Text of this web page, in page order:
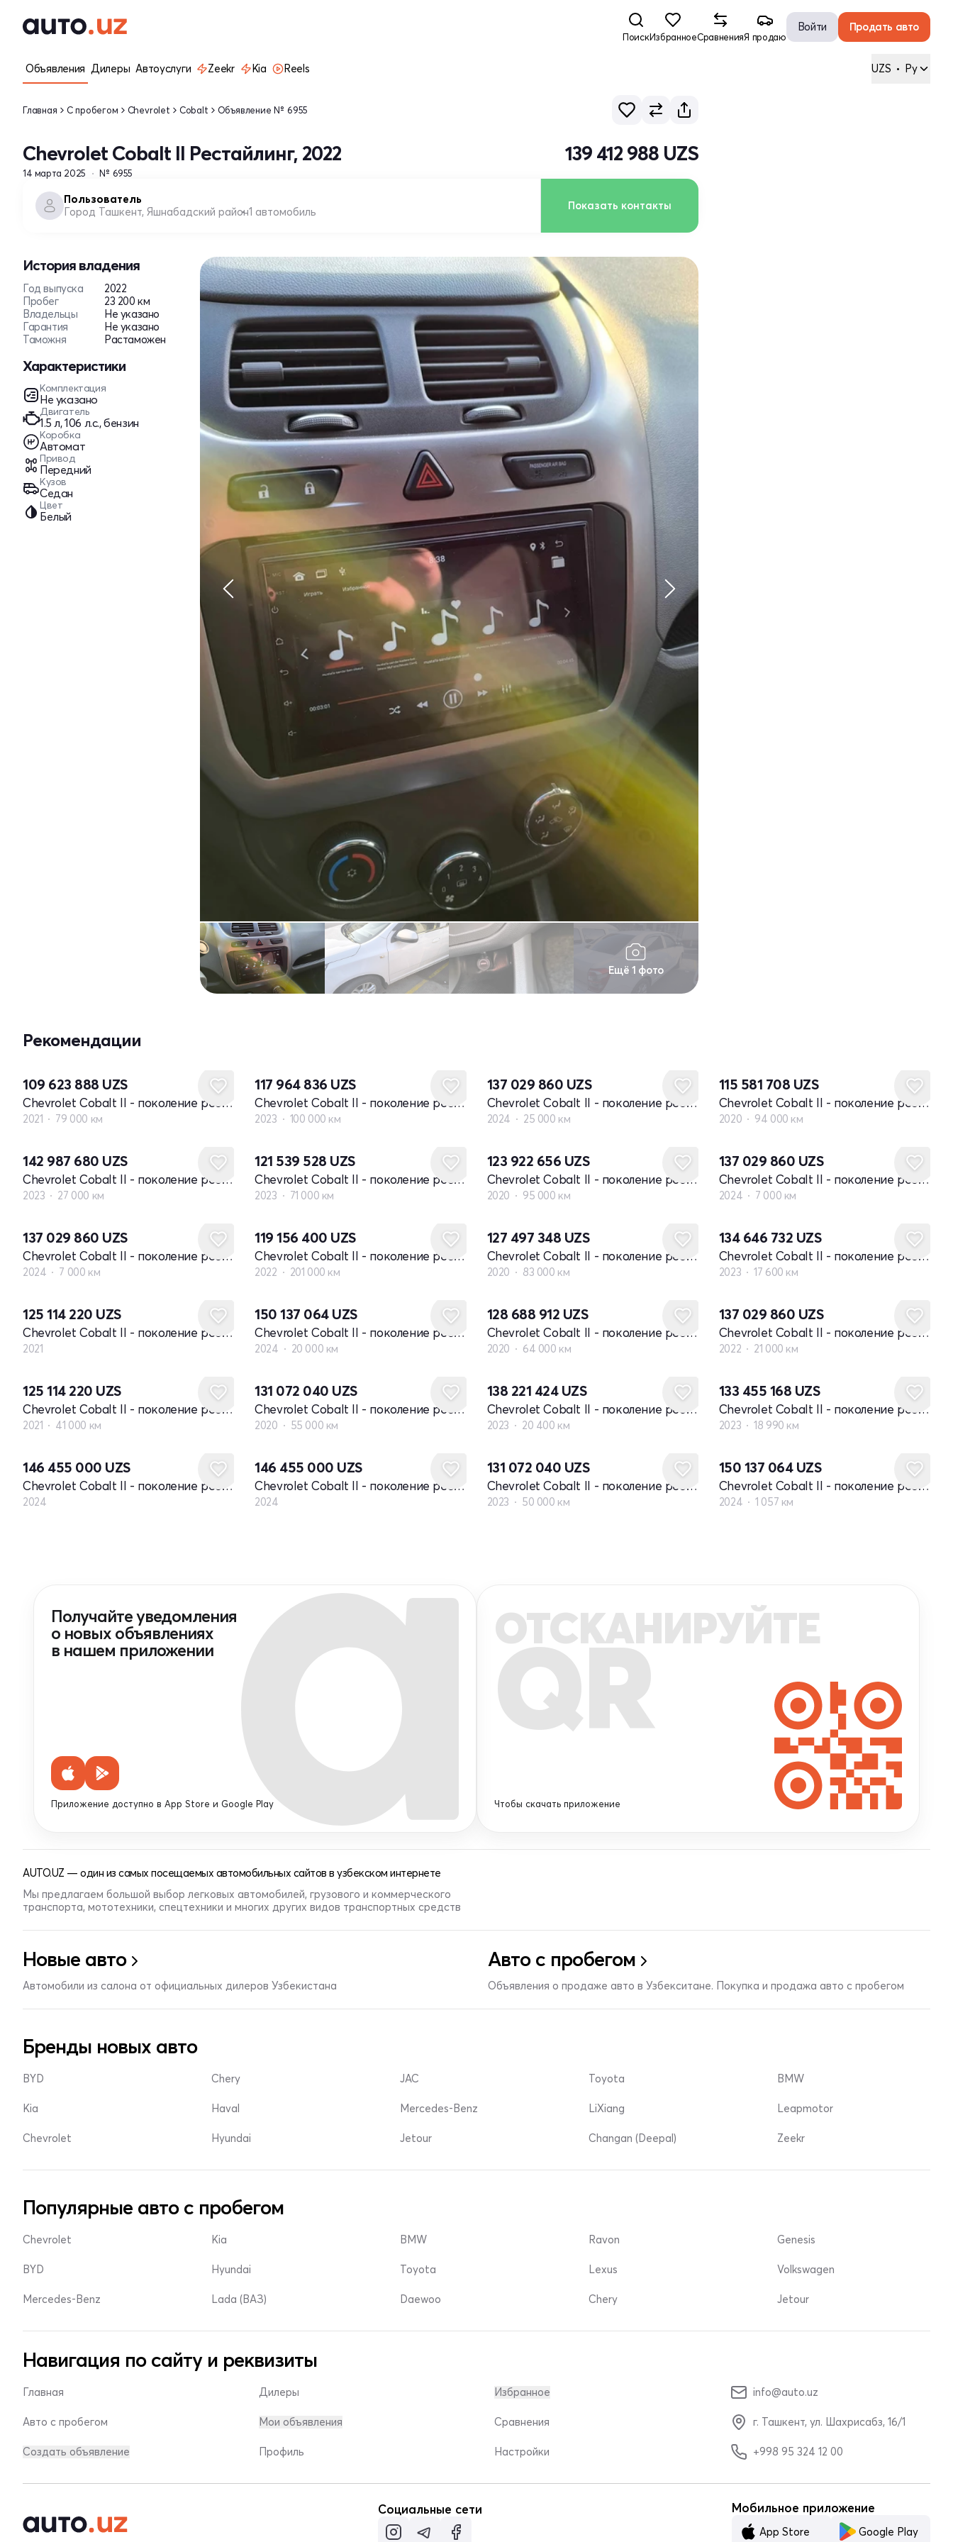
ПоискИзбранноеСравненияЯ продаю
Войти Продать авто
Объявления Дилеры Автоуслуги Zeekr Kia Reels UZS • Ру
Главная С пробегом Chevrolet Cobalt Объявление № 6955
Chevrolet Cobalt II Рестайлинг, 2022
14 марта 2025 № 6955
139 412 988 UZS
Пользователь
Город Ташкент, Яшнабадский район1 автомобиль Показать контакты
История владения
Год выпуска
2022
Пробег
23 200 км
Владельцы
Не указано
Гарантия
Не указано
Таможня
Растаможен
Характеристики
Комплектация
Не указано
Двигатель
1.5 л, 106 л.с., бензин
Коробка
Автомат
Привод
Передний
Кузов
Седан
Цвет
Белый
Ещё 1 фото
Рекомендации
109 623 888 UZS
Chevrolet Cobalt II - поколение рестайлинг
2021 79 000 км
117 964 836 UZS
Chevrolet Cobalt II - поколение рестайлинг
2023 100 000 км
137 029 860 UZS
Chevrolet Cobalt II - поколение рестайлинг
2024 25 000 км
115 581 708 UZS
Chevrolet Cobalt II - поколение рестайлинг
2020 94 000 км
142 987 680 UZS
Chevrolet Cobalt II - поколение рестайлинг
2023 27 000 км
121 539 528 UZS
Chevrolet Cobalt II - поколение рестайлинг
2023 71 000 км
123 922 656 UZS
Chevrolet Cobalt II - поколение рестайлинг
2020 95 000 км
137 029 860 UZS
Chevrolet Cobalt II - поколение рестайлинг
2024 7 000 км
137 029 860 UZS
Chevrolet Cobalt II - поколение рестайлинг
2024 7 000 км
119 156 400 UZS
Chevrolet Cobalt II - поколение рестайлинг
2022 201 000 км
127 497 348 UZS
Chevrolet Cobalt II - поколение рестайлинг
2020 83 000 км
134 646 732 UZS
Chevrolet Cobalt II - поколение рестайлинг
2023 17 600 км
125 114 220 UZS
Chevrolet Cobalt II - поколение рестайлинг
2021
150 137 064 UZS
Chevrolet Cobalt II - поколение рестайлинг
2024 20 000 км
128 688 912 UZS
Chevrolet Cobalt II - поколение рестайлинг
2020 64 000 км
137 029 860 UZS
Chevrolet Cobalt II - поколение рестайлинг
2022 21 000 км
125 114 220 UZS
Chevrolet Cobalt II - поколение рестайлинг
2021 41 000 км
131 072 040 UZS
Chevrolet Cobalt II - поколение рестайлинг
2020 55 000 км
138 221 424 UZS
Chevrolet Cobalt II - поколение рестайлинг
2023 20 400 км
133 455 168 UZS
Chevrolet Cobalt II - поколение рестайлинг
2023 18 990 км
146 455 000 UZS
Chevrolet Cobalt II - поколение рестайлинг
2024
146 455 000 UZS
Chevrolet Cobalt II - поколение рестайлинг
2024
131 072 040 UZS
Chevrolet Cobalt II - поколение рестайлинг
2023 50 000 км
150 137 064 UZS
Chevrolet Cobalt II - поколение рестайлинг
2024 1 057 км
Получайте уведомления
о новых объявлениях
в нашем приложении
Приложение доступно в App Store и Google Play
ОТСКАНИРУЙТЕ
QR
Чтобы скачать приложение
AUTO.UZ — один из самых посещаемых автомобильных сайтов в узбекском интернете
Мы предлагаем большой выбор легковых автомобилей, грузового и коммерческого
транспорта, мототехники, спецтехники и многих других видов транспортных средств
Новые авто
Автомобили из салона от официальных дилеров Узбекистана
Авто с пробегом
Объявления о продаже авто в Узбекситане. Покупка и продажа авто с пробегом
Бренды новых авто
BYD
Kia
Chevrolet
Chery
Haval
Hyundai
JAC
Mercedes-Benz
Jetour
Toyota
LiXiang
Changan (Deepal)
BMW
Leapmotor
Zeekr
Популярные авто с пробегом
Chevrolet
BYD
Mercedes-Benz
Kia
Hyundai
Lada (ВАЗ)
BMW
Toyota
Daewoo
Ravon
Lexus
Chery
Genesis
Volkswagen
Jetour
Навигация по сайту и реквизиты
Главная
Авто с пробегом
Создать объявление
Дилеры
Мои объявления
Профиль
Избранное
Сравнения
Настройки
info@auto.uz
г. Ташкент, ул. Шахрисабз, 16/1
+998 95 324 12 00
Социальные сети Мобильное приложение
App Store Google Play